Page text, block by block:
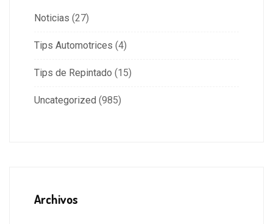
Noticias (27)
Tips Automotrices (4)
Tips de Repintado (15)
Uncategorized (985)
Archivos